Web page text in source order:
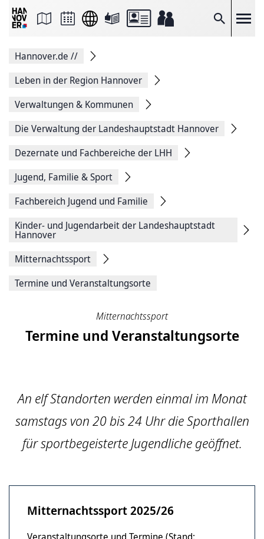
Suche
Seite
Facebook
teilen
Seitenlink
Seite
Hannover.de //
Leben in der Region Hannover
Verwaltungen & Kommunen
Die Verwaltung der Landeshauptstadt Hannover
Dezernate und Fachbereiche der LHH
Jugend, Familie & Sport
Fachbereich Jugend und Familie
Kinder- und Jugendarbeit der Landeshauptstadt
Hannover
Mitternachtssport
Termine und Veranstaltungsorte
Mitternachtssport
Termine und Veranstaltungsorte
An elf Standorten werden einmal im Monat
samstags von 20 bis 24 Uhr die Sporthallen
für sportbegeisterte Jugendliche geöffnet.
Mitternachtssport 2025/26